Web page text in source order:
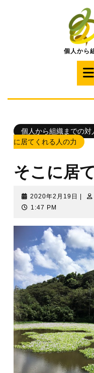
プ
個人から
個人から組織までの対
に居てくれる人の力
そこに居
2020年2月19日
月
日
1:47 PM